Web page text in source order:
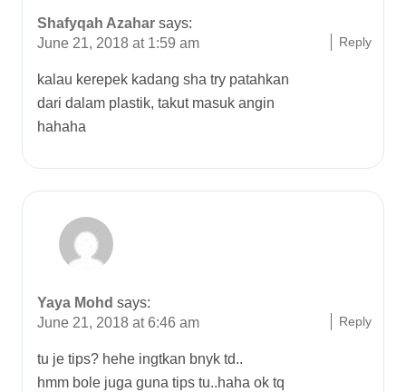
Shafyqah Azahar says:
June 21, 2018 at 1:59 am
kalau kerepek kadang sha try patahkan
dari dalam plastik, takut masuk angin
hahaha
Reply
Yaya Mohd says:
June 21, 2018 at 6:46 am
tu je tips? hehe ingtkan bnyk td..
hmm bole juga guna tips tu..haha ok tq
Reply